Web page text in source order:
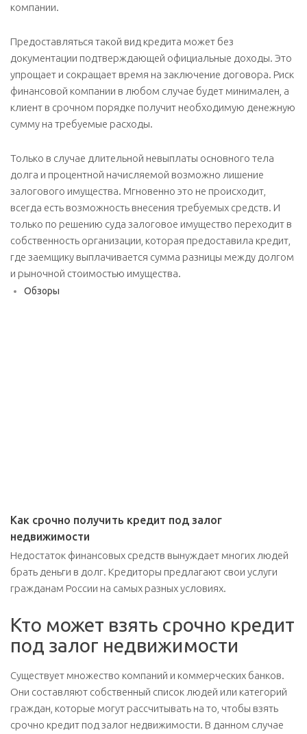
компании.
Предоставляться такой вид кредита может без
документации подтверждающей официальные доходы. Это
упрощает и сокращает время на заключение договора. Риск
финансовой компании в любом случае будет минимален, а
клиент в срочном порядке получит необходимую денежную
сумму на требуемые расходы.
Только в случае длительной невыплаты основного тела
долга и процентной начисляемой возможно лишение
залогового имущества. Мгновенно это не происходит,
всегда есть возможность внесения требуемых средств. И
только по решению суда залоговое имущество переходит в
собственность организации, которая предоставила кредит,
где заемщику выплачивается сумма разницы между долгом
и рыночной стоимостью имущества.
Обзоры
Как срочно получить кредит под залог
недвижимости
Недостаток финансовых средств вынуждает многих людей
брать деньги в долг. Кредиторы предлагают свои услуги
гражданам России на самых разных условиях.
Кто может взять срочно кредит
под залог недвижимости
Существует множество компаний и коммерческих банков.
Они составляют собственный список людей или категорий
граждан, которые могут рассчитывать на то, чтобы взять
срочно кредит под залог недвижимости. В данном случае